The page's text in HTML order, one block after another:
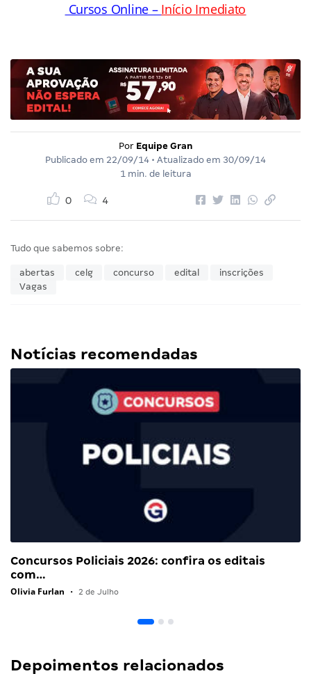
Cursos Online – Início Imediato
Por Equipe Gran
Publicado em 22/09/14 • Atualizado em 30/09/14
1 min. de leitura
0 4
Tudo que sabemos sobre:
abertas celg concurso edital
inscrições
Vagas
Notícias recomendadas
Concursos Policiais 2026: confira os editais
com…
Olivia Furlan • 2 de Julho
Depoimentos relacionados